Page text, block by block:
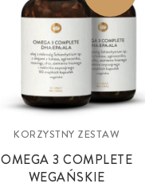
KORZYSTNY ZESTAW
OMEGA 3 COMPLETE
WEGAŃSKIE